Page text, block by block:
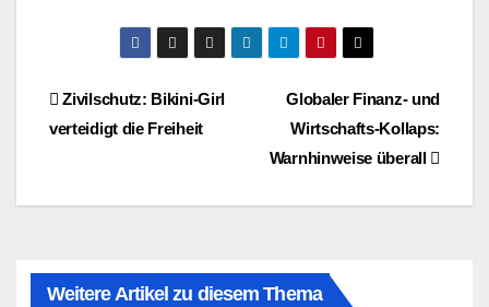
BeitragsnavigationGlobaler Finanz- und
Wirtschafts-Kollaps:
Warnhinweise überall
Zivilschutz: Bikini-Girl
verteidigt die Freiheit
Weitere Artikel zu diesem Thema